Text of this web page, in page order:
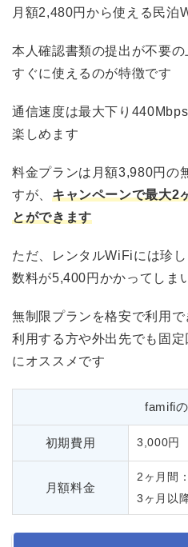
月額2,480円から使える民泊
本人確認書類の提出が不要
すぐに使えるのが特徴です
通信速度は最大下り
楽しめます
料金プランは月額3,980円の
すが、 キャンペーンで最大2
とができます
ただ、レンタルWiFiには珍
数料が5,400円かかってしま
無制限プランを格安で利用
利用する方や外出先でも固
にオススメです
famifi
初期費用 3,000円
月額料金
2ヶ月間
3ヶ月以